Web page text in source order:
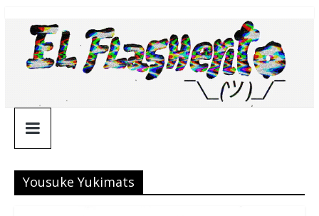
contenido
¯\_(ツ)_/
¯
Yousuke Yukimats